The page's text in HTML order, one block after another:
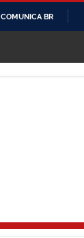
O
CONTEÚDO
COMUNICA BR